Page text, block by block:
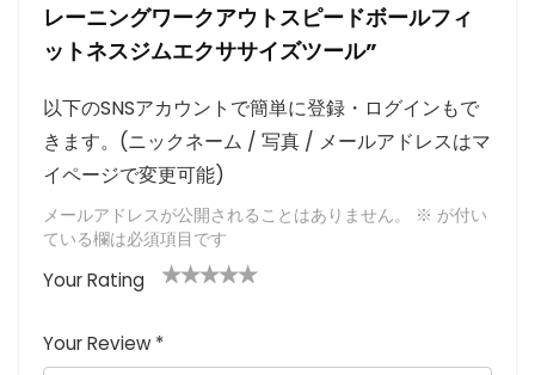
レーニングワークアウトスピードボールフィ
ットネスジムエクササイズツール”
以下のSNSアカウントで簡単に登録・ログインもで
きます。(ニックネーム / 写真 / メールアドレスはマ
イページで変更可能)
メールアドレスが公開されることはありません。 ※ が付い
ている欄は必須項目です
Your Rating
つ
星
星
(最
(最高
評価:
(最高評
価: 5つ
高評価: 5
つ星)
Your Review *